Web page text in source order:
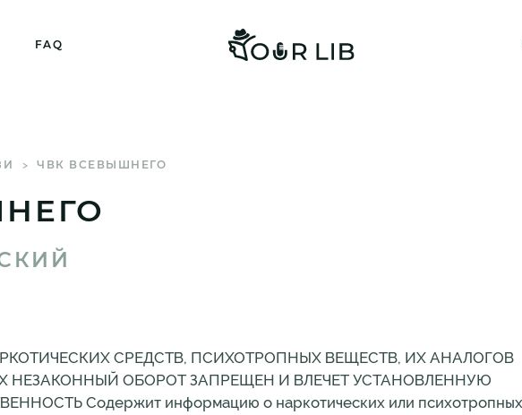
FAQ
ЧВК ВСЕВЫШНЕГО
СРЕДСТВ, ПСИХОТРОПНЫХ ВЕЩЕСТВ, ИХ АНАЛОГОВ
НЕЗАКОННЫЙ ОБОРОТ ЗАПРЕЩЕН И ВЛЕЧЕТ УСТАНОВЛЕННУЮ
Содержит информацию о наркотических или психотропных